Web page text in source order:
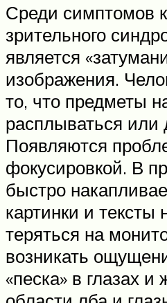
Среди симптомов
зрительного
является
изображения.
то, что предметы
расплываться или
Появляются
фокусировкой. В
быстро
картинки и тексты
теряться на
возникать
«песка» в глазах